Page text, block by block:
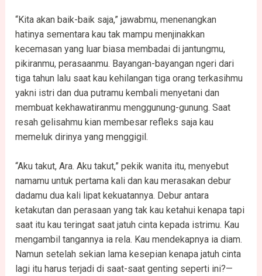
“Kita akan baik-baik saja,” jawabmu, menenangkan
hatinya sementara kau tak mampu menjinakkan
kecemasan yang luar biasa membadai di jantungmu,
pikiranmu, perasaanmu. Bayangan-bayangan ngeri dari
tiga tahun lalu saat kau kehilangan tiga orang terkasihmu
yakni istri dan dua putramu kembali menyetani dan
membuat kekhawatiranmu menggunung-gunung. Saat
resah gelisahmu kian membesar refleks saja kau
memeluk dirinya yang menggigil.
“Aku takut, Ara. Aku takut,” pekik wanita itu, menyebut
namamu untuk pertama kali dan kau merasakan debur
dadamu dua kali lipat kekuatannya. Debur antara
ketakutan dan perasaan yang tak kau ketahui kenapa tapi
saat itu kau teringat saat jatuh cinta kepada istrimu. Kau
mengambil tangannya ia rela. Kau mendekapnya ia diam.
Namun setelah sekian lama kesepian kenapa jatuh cinta
lagi itu harus terjadi di saat-saat genting seperti ini?—